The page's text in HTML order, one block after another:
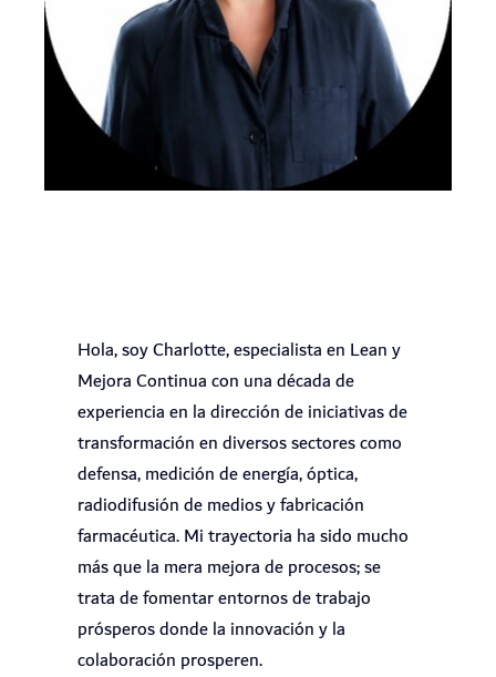
Hola, soy Charlotte, especialista en Lean y
Mejora Continua con una década de
experiencia en la dirección de iniciativas de
transformación en diversos sectores como
defensa, medición de energía, óptica,
radiodifusión de medios y fabricación
farmacéutica. Mi trayectoria ha sido mucho
más que la mera mejora de procesos; se
trata de fomentar entornos de trabajo
prósperos donde la innovación y la
colaboración prosperen.